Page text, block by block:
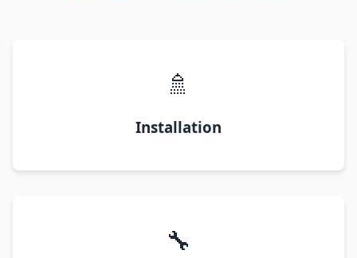
🚿
Installation
🔧